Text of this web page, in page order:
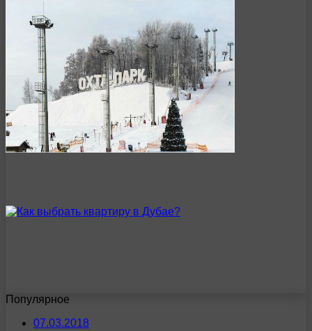
Популярное
07.03.2018